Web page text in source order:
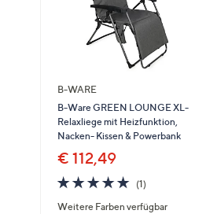
B-WARE
B-Ware GREEN LOUNGE XL-
Relaxliege mit Heizfunktion,
Nacken- Kissen & Powerbank
€ 112,49
5.0
von
5
(1)
Weitere Farben verfügbar